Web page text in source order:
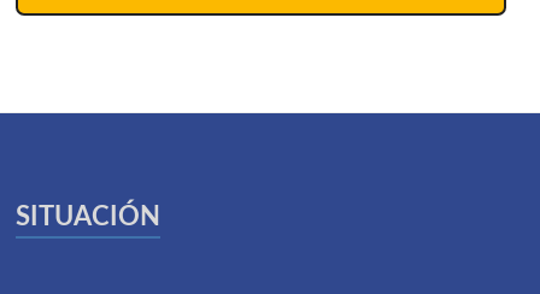
SITUACIÓN